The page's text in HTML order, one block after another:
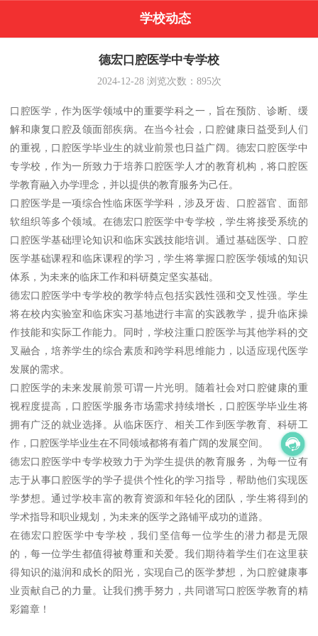
学校动态
德宏口腔医学中专学校
2024-12-28浏览次数： 895次
口腔医学，作为医学领域中的重要学科之一，旨在预防、诊断、缓
解和康复口腔及颌面部疾病。在当今社会，口腔健康日益受到人们
的重视，口腔医学毕业生的就业前景也日益广阔。德宏口腔医学中
专学校，作为一所致力于培养口腔医学人才的教育机构，将口腔医
学教育融入办学理念，并以提供的教育服务为己任。
口腔医学是一项综合性临床医学学科，涉及牙齿、口腔器官、面部
软组织等多个领域。在德宏口腔医学中专学校，学生将接受系统的
口腔医学基础理论知识和临床实践技能培训。通过基础医学、口腔
医学基础课程和临床课程的学习，学生将掌握口腔医学领域的知识
体系，为未来的临床工作和科研奠定坚实基础。
德宏口腔医学中专学校的教学特点包括实践性强和交叉性强。学生
将在校内实验室和临床实习基地进行丰富的实践教学，提升临床操
作技能和实际工作能力。同时，学校注重口腔医学与其他学科的交
叉融合，培养学生的综合素质和跨学科思维能力，以适应现代医学
发展的需求。
口腔医学的未来发展前景可谓一片光明。随着社会对口腔健康的重
视程度提高，口腔医学服务市场需求持续增长，口腔医学毕业生将
拥有广泛的就业选择。从临床医疗、相关工作到医学教育、科研工
作，口腔医学毕业生在不同领域都将有着广阔的发展空间。
德宏口腔医学中专学校致力于为学生提供的教育服务，为每一位有
志于从事口腔医学的学子提供个性化的学习指导，帮助他们实现医
学梦想。通过学校丰富的教育资源和年轻化的团队，学生将得到的
学术指导和职业规划，为未来的医学之路铺平成功的道路。
在德宏口腔医学中专学校，我们坚信每一位学生的潜力都是无限
的，每一位学生都值得被尊重和关爱。我们期待着学生们在这里获
得知识的滋润和成长的阳光，实现自己的医学梦想，为口腔健康事
业贡献自己的力量。让我们携手努力，共同谱写口腔医学教育的精
彩篇章！